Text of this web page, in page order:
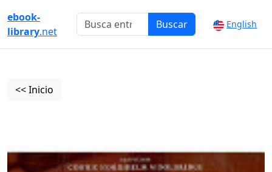
ebook-
library.net
Buscar English
<< Inicio